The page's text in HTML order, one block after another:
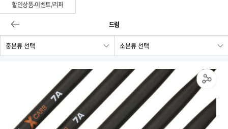
할인상품-이벤트/리퍼
드럼